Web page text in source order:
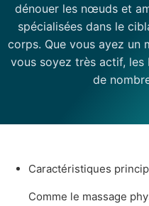
dénouer les nœuds et
spécialisées dans le
corps. Que vous ayez un
vous soyez très actif, les
de
Caractéristiques
Comme le massage